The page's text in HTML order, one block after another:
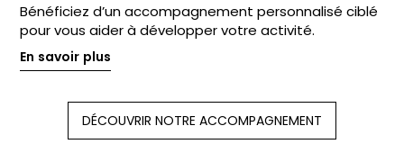
Bénéficiez d’un accompagnement personnalisé ciblé
pour vous aider à développer votre activité.
En savoir plus
En savoir plus
DÉCOUVRIR NOTRE ACCOMPAGNEMENT